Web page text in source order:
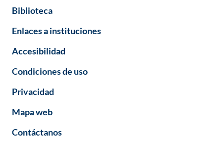
Biblioteca
Enlaces a instituciones
Accesibilidad
Condiciones de uso
Privacidad
Mapa web
Contáctanos